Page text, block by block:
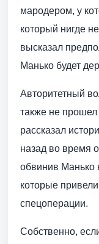
мародером, у
который нигде
высказал
Манько будет
Авторитетный
также не
рассказал
назад во время
обвинив Манько
которые
спецоперации.
Собственно,